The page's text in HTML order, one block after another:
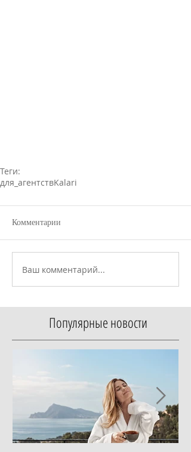
Теги:
для_агентствKalari
Комментарии
Ваш комментарий...
Популярные новости